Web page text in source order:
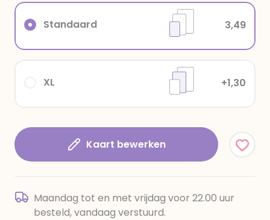
XL +1,30
Standaard 3,49
Kaart bewerken
Maandag tot en met vrijdag voor 22.00 uur
besteld, vandaag verstuurd.